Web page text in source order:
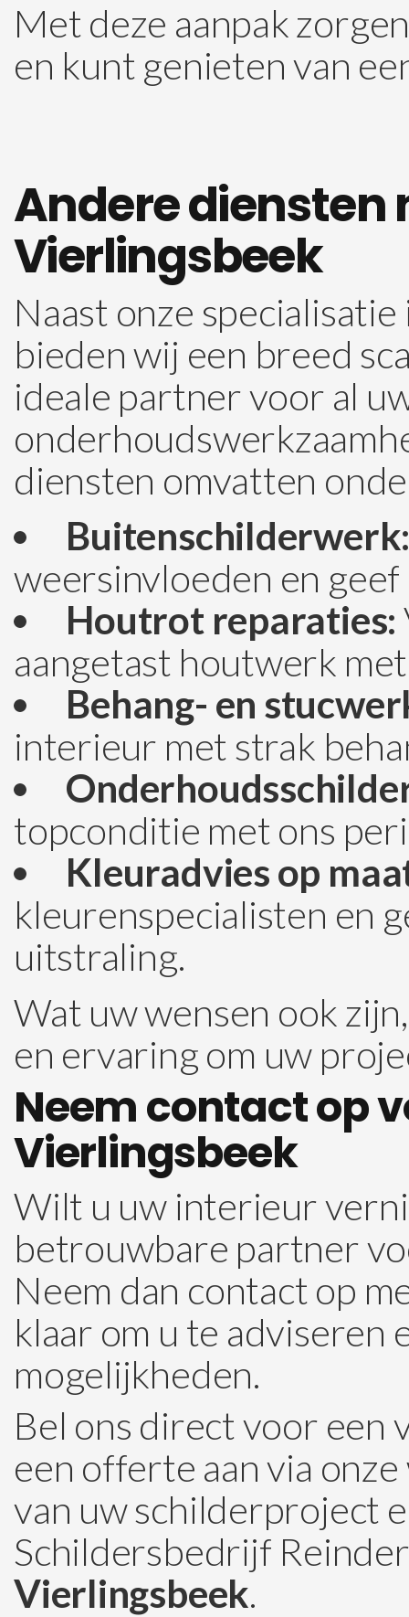
Met deze aanpak
en kunt genieten van
Andere diensten
Vierlingsbeek
Naast onze
bieden wij een breed
ideale partner voor al
diensten omvatten
weersinvloeden en
Houtrot reparaties:
aangetast houtwerk
Behang- en
interieur met strak
topconditie met ons
Kleuradvies op
kleurenspecialisten en
uitstraling.
Wat uw wensen ook
en ervaring om uw
Neem contact op
Vierlingsbeek
Wilt u uw interieur
betrouwbare partner
Neem dan contact op
klaar om u te adviseren
mogelijkheden.
Bel ons direct voor een
een offerte aan via
van uw schilderproject
Schildersbedrijf
Vierlingsbeek.